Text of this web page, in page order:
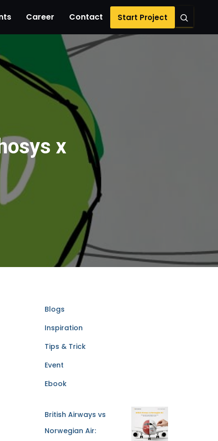
Career Contact Start Project
x
Blogs
Inspiration
Tips & Trick
Event
Ebook
British Airways vs
Norwegian Air: